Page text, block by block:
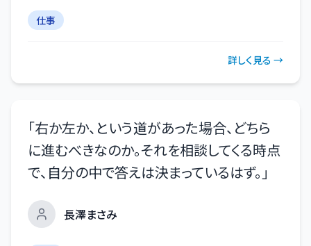
仕事
詳しく見る →
「右か左か、という道があった場合、どちら
に進むべきなのか。それを相談してくる時点
で、自分の中で答えは決まっているはず。 」
長澤まさみ